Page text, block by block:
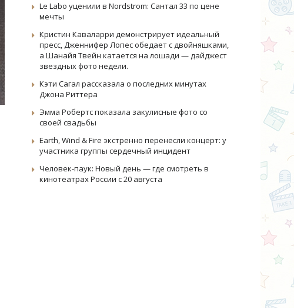
Le Labo уценили в Nordstrom: Сантал 33 по цене
мечты
Кристин Каваларри демонстрирует идеальный
пресс, Дженнифер Лопес обедает с двойняшками,
а Шанайя Твейн катается на лошади — дайджест
звездных фото недели.
Кэти Сагал рассказала о последних минутах
Джона Риттера
Эмма Робертс показала закулисные фото со
своей свадьбы
Earth, Wind & Fire экстренно перенесли концерт: у
участника группы сердечный инцидент
Человек-паук: Новый день — где смотреть в
кинотеатрах России с 20 августа